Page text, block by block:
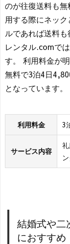
のが往復送料も
用する際にネッ
ルであれば送料
レンタル.comで
す。 利用料金が
無料で3泊4日
となっています。
利用料金 3
サービス内容
結婚式や二
におすすめ